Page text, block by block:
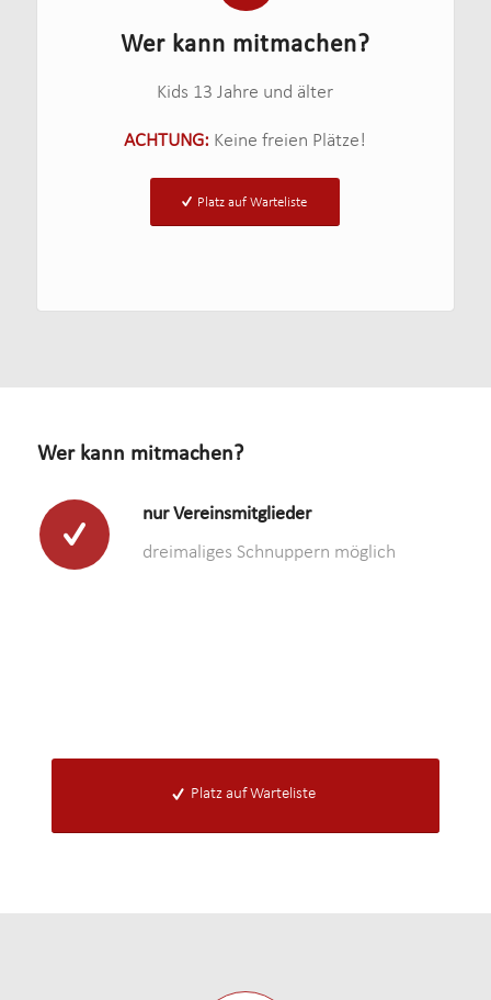
Wer kann mitmachen?
Kids 13 Jahre und älter
ACHTUNG: Keine freien Plätze!
Platz auf Warteliste
Wer kann mitmachen?
nur Vereinsmitglieder
dreimaliges Schnuppern möglich
Platz auf Warteliste